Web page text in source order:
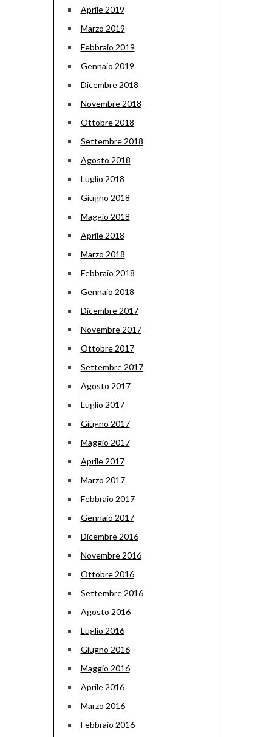
Aprile 2019
Marzo 2019
Febbraio 2019
Gennaio 2019
Dicembre 2018
Novembre 2018
Ottobre 2018
Settembre 2018
Agosto 2018
Luglio 2018
Giugno 2018
Maggio 2018
Aprile 2018
Marzo 2018
Febbraio 2018
Gennaio 2018
Dicembre 2017
Novembre 2017
Ottobre 2017
Settembre 2017
Agosto 2017
Luglio 2017
Giugno 2017
Maggio 2017
Aprile 2017
Marzo 2017
Febbraio 2017
Gennaio 2017
Dicembre 2016
Novembre 2016
Ottobre 2016
Settembre 2016
Agosto 2016
Luglio 2016
Giugno 2016
Maggio 2016
Aprile 2016
Marzo 2016
Febbraio 2016